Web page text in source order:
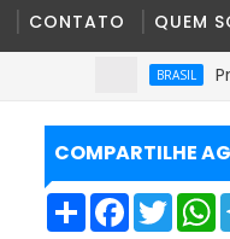
CONTATO QUEM
Presidente
COMPARTILHE
S
F
T
w
W